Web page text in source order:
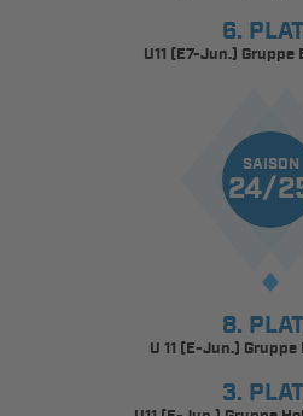
6.
U11 (E7-Jun.) Gruppe
SAISON
24/
8.
U 11 (E-Jun.)
3.